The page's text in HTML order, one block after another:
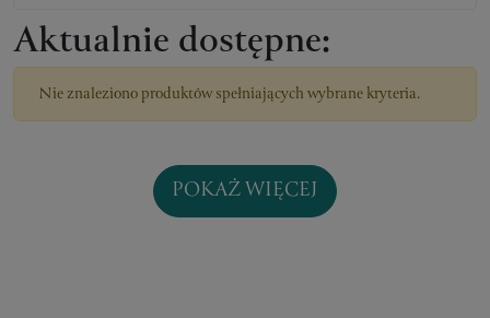
Aktualnie dostępne:
Nie znaleziono produktów spełniających wybrane kryteria.
POKAŻ WIĘCEJ